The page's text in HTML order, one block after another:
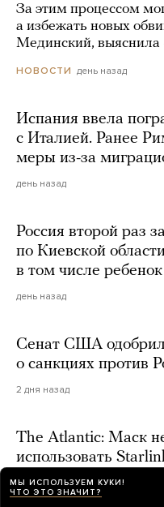
За этим процессом
а избежать новых
Мединский, выяснила
НОВОСТИ день назад
Испания ввела
с Италией. Ранее
меры из-за
день назад
Россия второй раз
по Киевской
в том числе ребенок
день назад
Сенат США одобрил
о санкциях против
2 дня назад
The Atlantic: Маск
использовать
Он считает, что
МЫ ИСПОЛЬЗУЕМ КУКИ!
ЧТО ЭТО ЗНАЧИТ?